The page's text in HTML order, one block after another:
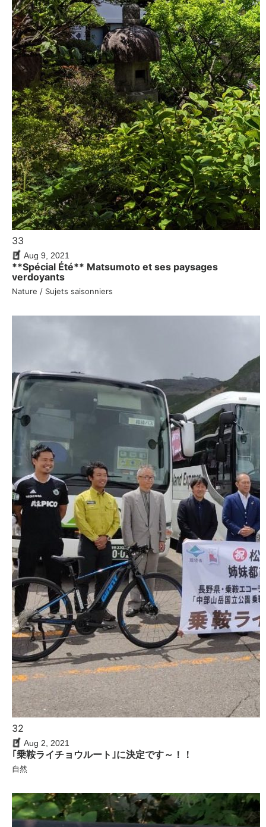
33
Aug 9, 2021
**Spécial Été** Matsumoto et ses paysages
verdoyants
Nature / Sujets saisonniers
32
Aug 2, 2021
｢乗鞍ライチョウルート｣に決定です～！！
自然